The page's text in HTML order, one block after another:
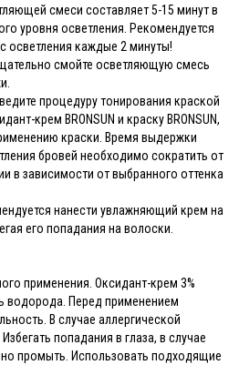
смеси составляет 5-15 минут в
уровня осветления. Рекомендуется
осветления каждые 2 минуты!
смойте осветляющую смесь
процедуру тонирования краской
крем BRONSUN и краску BRONSUN,
краски. Время выдержки
бровей необходимо сократить от
в зависимости от выбранного оттенка
нанести увлажняющий крем на
его попадания на волоски.
применения. Оксидант-крем 3%
водорода. Перед применением
В случае аллергической
попадания в глаза, в случае
промыть. Использовать подходящие